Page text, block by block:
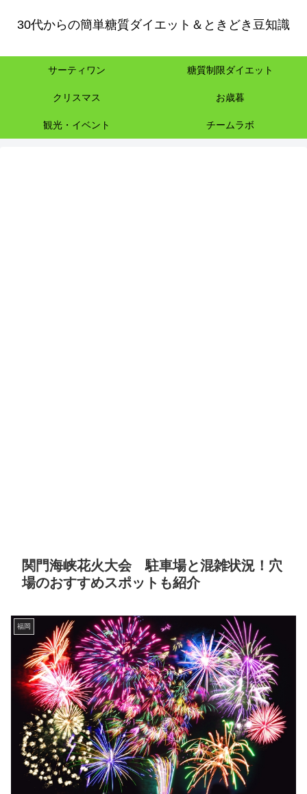
30代からの簡単糖質ダイエット＆ときどき豆知識
サーティワン 糖質制限ダイエット
クリスマス お歳暮
観光・イベント チームラボ
関門海峡花火大会 駐車場と混雑状況！穴
場のおすすめスポットも紹介
福岡